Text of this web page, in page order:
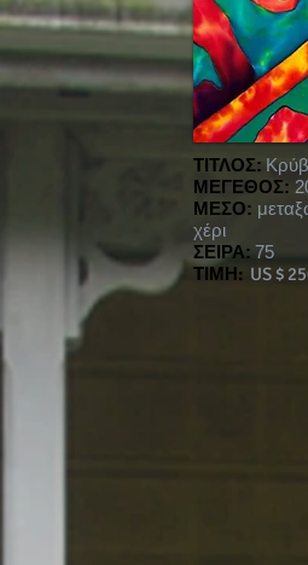
ΤΙΤΛΟΣ:
ΜΕΓΕΘΟΣ:
ΜΕΣΟ:
χέρι
ΣΕΙΡΑ: 75
ΤΙΜΗ: US $